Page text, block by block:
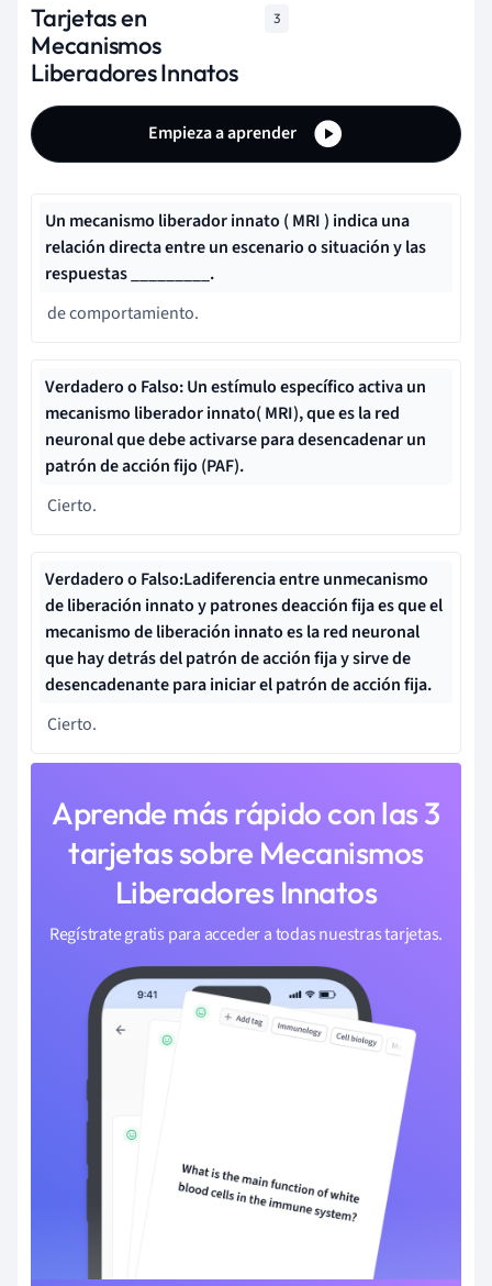
Tarjetas en
Mecanismos
Liberadores Innatos
3
Empieza a aprender
Un mecanismo liberador innato (MRI ) indica una
relación directa entre un escenario o situación y las
respuestas _________.
de comportamiento.
Verdadero o Falso: Un estímulo específico activa un
mecanismo liberador innato(MRI), que es la red
neuronal que debe activarse para desencadenar un
patrón de acción fijo (PAF).
Cierto.
Verdadero o Falso:Ladiferencia entre unmecanismo
de liberación innato ypatrones deacción fijaes que el
mecanismo de liberación innato es la red neuronal
que hay detrás del patrón de acción fija y sirve de
desencadenante para iniciar el patrón de acción fija.
Cierto.
Aprende más rápido con las 3
tarjetas sobre Mecanismos
Liberadores Innatos
Regístrate gratis para acceder a todas nuestras tarjetas.